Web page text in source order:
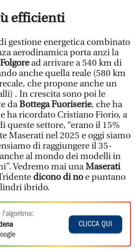
efficienti
gestione energetica combinato
aerodinamica porta anzi la
ad arrivare a 540 km di
anche quella reale (580 km
che propone anche un
. In crescita sono poi le
daBottega Fuoriserie, che ha
ha ricordato Cristiano Fiorio, a
queste settore, “erano il 15%
Maserati nel 2025 e oggi siamo
di raggiungere il 35-
al mondo dei modelli in
Vedremo mai unaMaserati
dicono di noe puntano
ibrido.
l'algoritmo:
CLICCA QUI